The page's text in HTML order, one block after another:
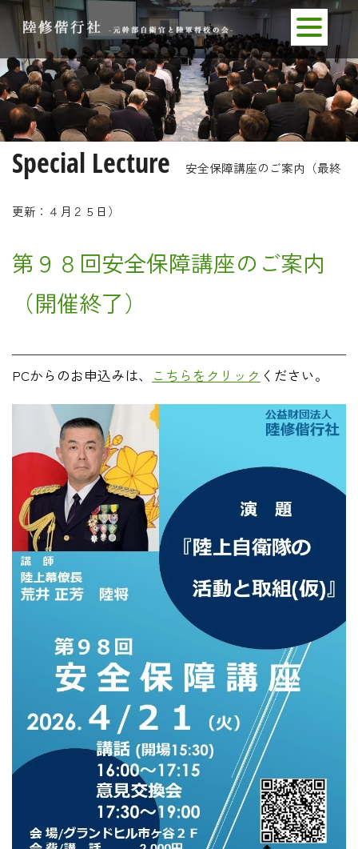
Special Lecture 安全保障講座のご案内（最終
更新：４月２５日）
第９８回安全保障講座のご案内
（開催終了）
PCからのお申込みは、 こちらをクリック ください。